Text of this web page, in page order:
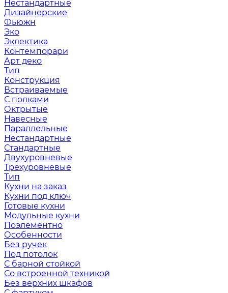
Нестандартные
Дизайнерские
Фьюжн
Эко
Эклектика
Контемпорари
Арт деко
Тип
Конструкция
Встраиваемые
С полками
Октрытые
Навесные
Параллельные
Нестандартные
Стандартные
Двухуровневые
Трехуровневые
Тип
Кухни на заказ
Кухни под ключ
Готовые кухни
Модульные кухни
Поэлементно
Особенности
Без ручек
Под потолок
С барной стойкой
Со встроенной техникой
Без верхних шкафов